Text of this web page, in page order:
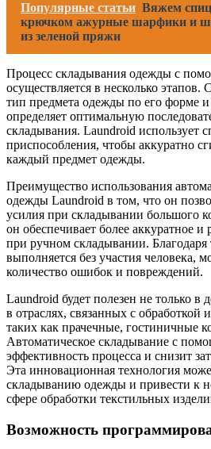
Популярные статьи Вяжем
крючком ажурные шарфики и
из зеленой пряжи
Процесс складывания одежды с
осуществляется в несколько этапов.
тип предмета одежды по его форме и
определяет оптимальную
складывания. Laundroid использует
приспособления, чтобы аккуратно
каждый предмет одежды.
Преимущество использования
одежды Laundroid в том, что он
усилия при складывании большого
он обеспечивает более аккуратное
при ручном складывании. Благодаря
выполняется без участия человека,
количество ошибок и повреждений.
Laundroid будет полезен не только
в отраслях, связанных с обработкой
таких как прачечные, гостиничные
Автоматическое складывание с
эффективность процесса и снизит
Эта инновационная технология
складыванию одежды и привести к
сфере обработки текстильных
Возможность